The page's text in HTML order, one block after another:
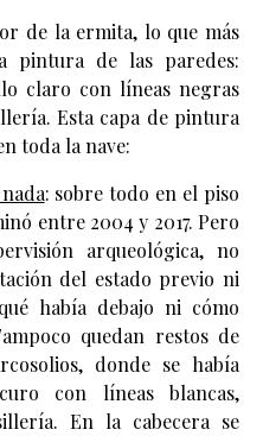
de la ermita, lo que más
pintura de las paredes:
claro con líneas negras
Esta capa de pintura
toda la nave:
: sobre todo en el piso
entre 2004 y 2017. Pero
arqueológica, no
del estado previo ni
había debajo ni cómo
quedan restos de
donde se había
con líneas blancas,
En la cabecera se